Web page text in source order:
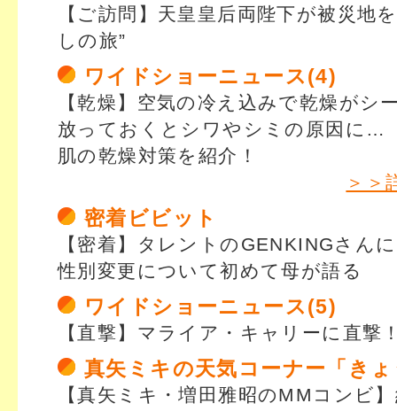
【ご訪問】天皇皇后両陛下が被災地
しの旅”
ワイドショーニュース(4)
【乾燥】空気の冷え込みで乾燥がシ
放っておくとシワやシミの原因に…
肌の乾燥対策を紹介！
＞＞
密着ビビット
【密着】タレントのGENKINGさん
性別変更について初めて母が語る
ワイドショーニュース(5)
【直撃】マライア・キャリーに直撃
真矢ミキの天気コーナー「き
【真矢ミキ・増田雅昭のMMコンビ